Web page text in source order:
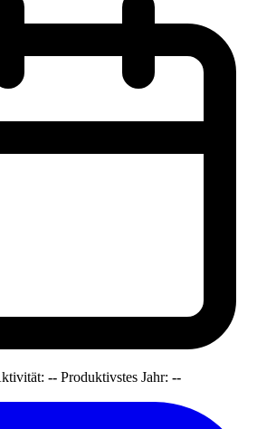
-- Produktivstes Jahr: --